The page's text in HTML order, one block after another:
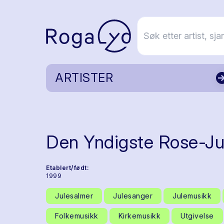
ARTISTER
Den Yndigste Rose-
Etablert/født:
1999
Julesalmer Julesanger Julemusikk
Folkemusikk Kirkemusikk Utgivelse